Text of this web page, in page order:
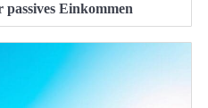
Einkommen